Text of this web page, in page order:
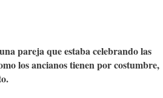
pareja que estaba celebrando las
los ancianos tienen por costumbre,